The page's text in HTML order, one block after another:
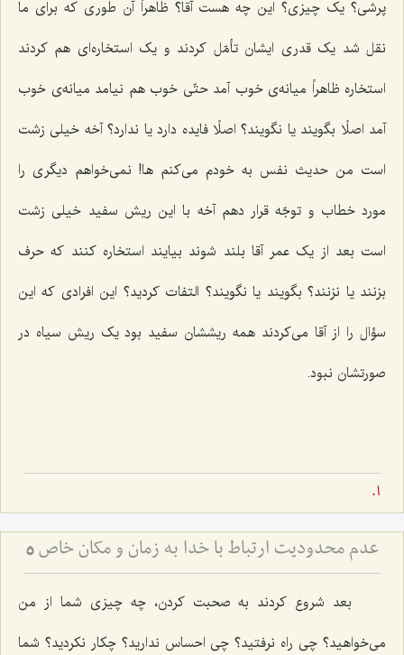
پرشی؟ یک چیزی؟ این چه هست آقا؟ ظاهراً آن طوری که برای ما
نقل شد یک قدری ایشان تأمّل کردند و یک استخاره‌ای هم کردند
استخاره ظاهراً میانه‌ی خوب آمد حتّی خوب هم نیامد میانه‌ی خوب
آمد اصلًا بگویند یا نگویند؟ اصلًا فایده دارد یا ندارد؟ آخه خیلی زشت
است من حدیث نفس به خودم می‌کنم ها! نمی‌خواهم دیگری را
مورد خطاب و توجّه قرار دهم آخه با این ریش سفید خیلی زشت
است بعد از یک عمر آقا بلند شوند بیایند استخاره کنند که حرف
بزنند یا نزنند؟ بگویند یا نگویند؟ التفات کردید؟ این افرادی که این
سؤال را از آقا می‌کردند همه ریششان سفید بود یک ریش سیاه در
صورتشان نبود.
عدم محدودیت ارتباط با خدا به زمان و مكان خاص 5
بعد شروع کردند به صحبت کردن، چه چیزی شما از من
می‌خواهید؟ چی راه نرفتید؟ چی احساس ندارید؟ چکار نکردید؟ شما